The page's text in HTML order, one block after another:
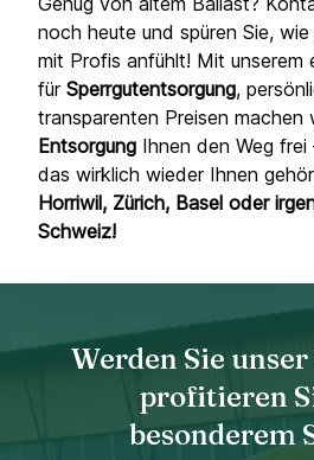
noch heute und spüren Sie,
mit Profis anfühlt! Mit unserem
für Sperrgutentsorgung,
transparenten Preisen machen
Entsorgung Ihnen den Weg frei
das wirklich wieder Ihnen
Horriwil, Zürich, Basel oder
Schweiz!
Werden Sie
profitieren
besonderem